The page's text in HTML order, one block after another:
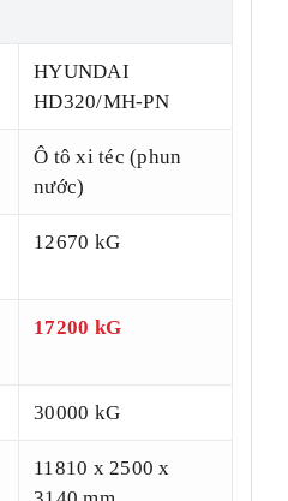
HYUNDAI
HD320/MH-PN
Ô tô xi téc (phun
nước)
12670 kG
17200 kG
30000 kG
11810 x 2500 x